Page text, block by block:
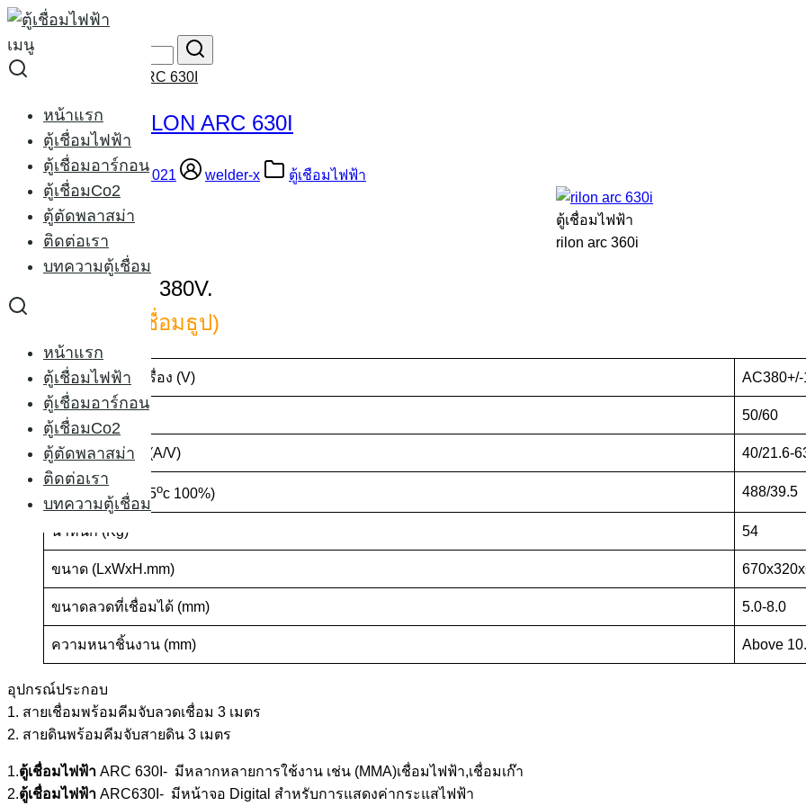
Skip
to
content
เมนู
หน้าแรก
ตู้เชื่อมไฟฟ้า
ตู้เชื่อมอาร์กอน
ตู้เชื่อมCo2
ตู้ตัดพลาสม่า
ติดต่อเรา
บทความตู้เชื่อม
หน้าแรก
ตู้เชื่อมไฟฟ้า
ตู้เชื่อมอาร์กอน
ตู้เชื่อมCo2
ตู้ตัดพลาสม่า
ติดต่อเรา
บทความตู้เชื่อม
Search
for:
ตู้เชื่อมไฟฟ้า RILON ARC 630I
ตู้เชื่อมไฟฟ้า RILON ARC 630I
13/07/201421/02/2021 welder-x ตู้เชือมไฟฟ้า
ตู้เชื่อมไฟฟ้า
rilon arc 360i
Rilon ARC 630I 380V.
ตู้เชื่อมไฟฟ้า
(เชื่อมธูป)
กระแสไฟเข้าเครื่อง (V)
ความถี่ (Hz) 50/60
กระแสไฟเชื่อม (A/V) 40/21.6-
ประสิทธิภาพ (25oc 100%) 488/39.5
น้ำหนัก (Kg) 54
ขนาด (LxWxH.mm)
ขนาดลวดที่เชื่อมได้ (mm) 5.0-8.0
ความหนาชิ้นงาน (mm) Above
อุปกรณ์ประกอบ
1. สายเชื่อมพร้อมคีมจับลวดเชื่อม 3 เมตร
2. สายดินพร้อมคีมจับสายดิน 3 เมตร
1.ตู้เชื่อมไฟฟ้า ARC 630I- มีหลากหลายการใช้งาน เช่น (MMA)เชื่อมไฟฟ้า,เชื่อมเก๊า
2.ตู้เชื่อมไฟฟ้า ARC630I- มีหน้าจอ Digital สำหรับการแสดงค่ากระแสไฟฟ้า